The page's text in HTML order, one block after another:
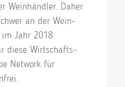
Weinhändler. Daher
an der Wein-
im Jahr 2018
diese Wirtschafts-
Network für